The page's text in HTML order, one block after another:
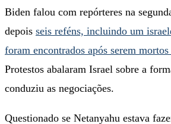
Biden falou com repórteres na
depois seis reféns, incluindo um
foram encontrados após serem
Protestos abalaram Israel sobre a
conduziu as negociações.
Questionado se Netanyahu estava